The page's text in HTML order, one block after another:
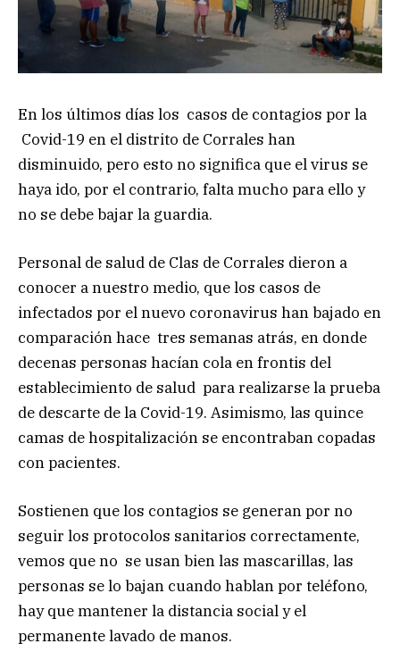
En los últimos días los casos de contagios por la
Covid-19 en el distrito de Corrales han
disminuido, pero esto no significa que el virus se
haya ido, por el contrario, falta mucho para ello y
no se debe bajar la guardia.
Personal de salud de Clas de Corrales dieron a
conocer a nuestro medio, que los casos de
infectados por el nuevo coronavirus han bajado en
comparación hace tres semanas atrás, en donde
decenas personas hacían cola en frontis del
establecimiento de salud para realizarse la prueba
de descarte de la Covid-19. Asimismo, las quince
camas de hospitalización se encontraban copadas
con pacientes.
Sostienen que los contagios se generan por no
seguir los protocolos sanitarios correctamente,
vemos que no se usan bien las mascarillas, las
personas se lo bajan cuando hablan por teléfono,
hay que mantener la distancia social y el
permanente lavado de manos.